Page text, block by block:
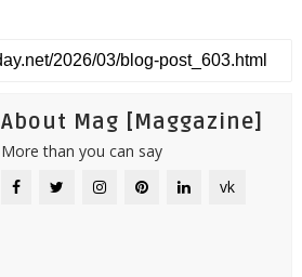
About Mag [Maggazine]
More than you can say
vk